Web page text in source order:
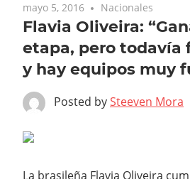
mayo 5, 2016 Nacionales
Flavia Oliveira:
etapa, pero todavía
y hay equipos muy
Posted bySteeven Mora
La brasileña Flavia Oliveira